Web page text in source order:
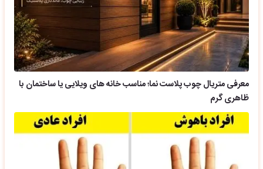
معرفی متریال چوب پلاست نما؛ مناسب خانه های ویلایی یا ساختمان با
ظاهری گرم